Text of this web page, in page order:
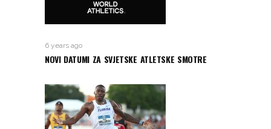
6 years ago
NOVI DATUMI ZA SVJETSKE ATLETSKE SMOTRE